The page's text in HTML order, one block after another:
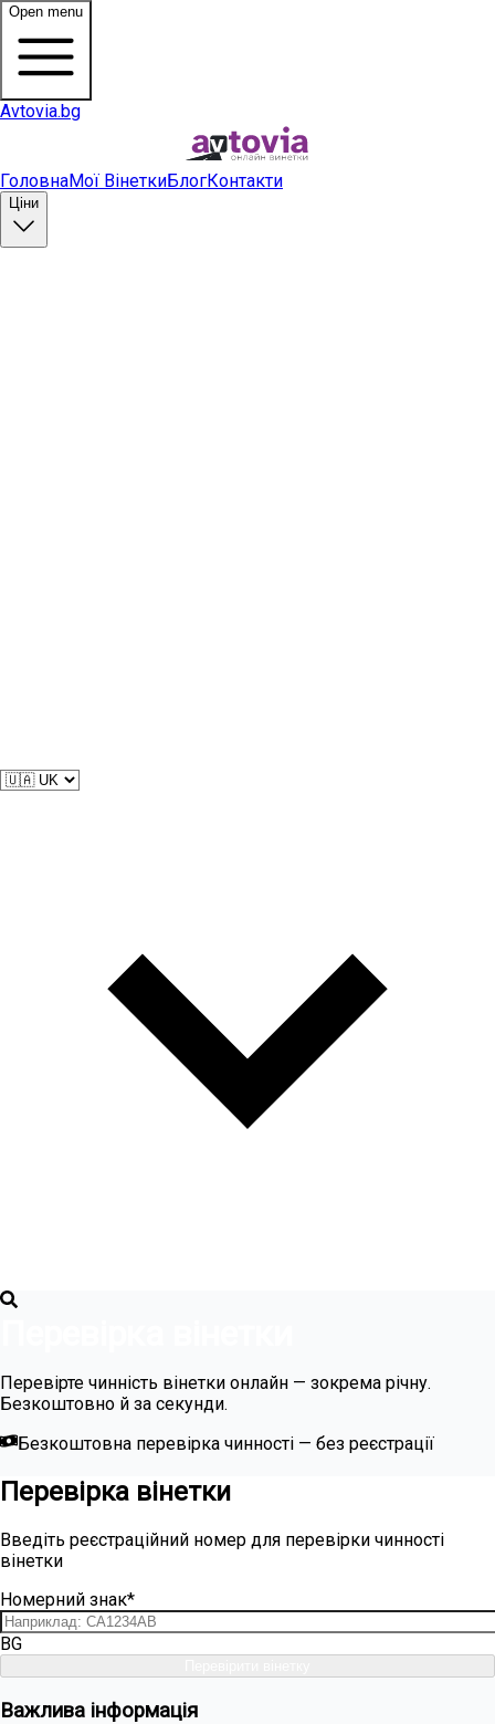
Open menu
Avtovia.bg
ГоловнаМої ВінеткиБлогКонтакти
Ціни
Перевірте чинність вінетки онлайн — зокрема річну.
Безкоштовно й за секунди.
Безкоштовна перевірка чинності — без реєстрації
Перевірка вінетки
Введіть реєстраційний номер для перевірки чинності
вінетки
Номерний знак*
BG
Важлива інформація